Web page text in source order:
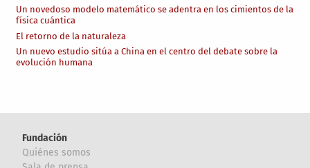
Un novedoso modelo matemático se adentra en los cimientos de la
física cuántica
El retorno de la naturaleza
Un nuevo estudio sitúa a China en el centro del debate sobre la
evolución humana
Fundación
Quiénes somos